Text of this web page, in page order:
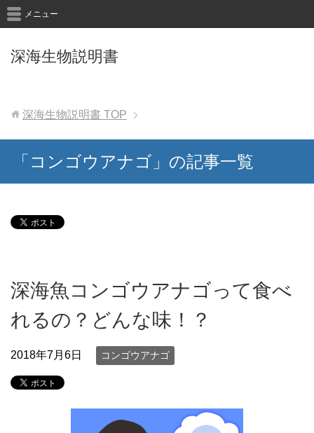
深海生物説明書
メニュー
深海生物説明書 TOP
「コンゴウアナゴ」の記事一覧
深海魚コンゴウアナゴって食べ
れるの？どんな味！？
2018年7月6日 コンゴウアナゴ